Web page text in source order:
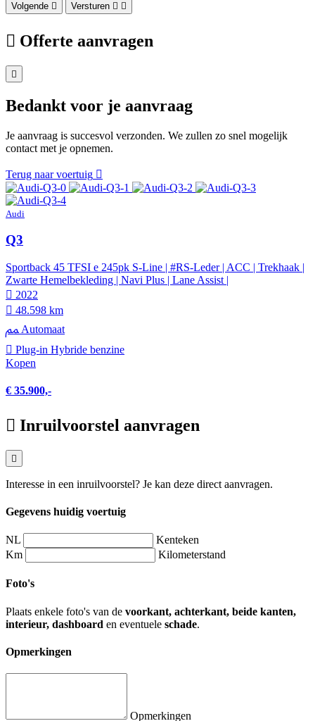
Volgende
Versturen
Offerte aanvragen
Bedankt voor je aanvraag
Je aanvraag is succesvol verzonden. We zullen zo snel mogelijk
contact met je opnemen.
Terug naar voertuig
Audi
Q3
Sportback 45 TFSI e 245pk S-Line | #RS-Leder | ACC | Trekhaak |
Zwarte Hemelbekleding | Navi Plus | Lane Assist |
2022
48.598 km
Automaat
Plug-in Hybride benzine
Kopen
€ 35.900,-
Inruilvoorstel aanvragen
Interesse in een inruilvoorstel? Je kan deze direct aanvragen.
Gegevens huidig voertuig
NL
Kenteken
Km
Kilometerstand
Foto's
Plaats enkele foto's van de voorkant, achterkant, beide kanten,
interieur, dashboard en eventuele schade.
Opmerkingen
Opmerkingen